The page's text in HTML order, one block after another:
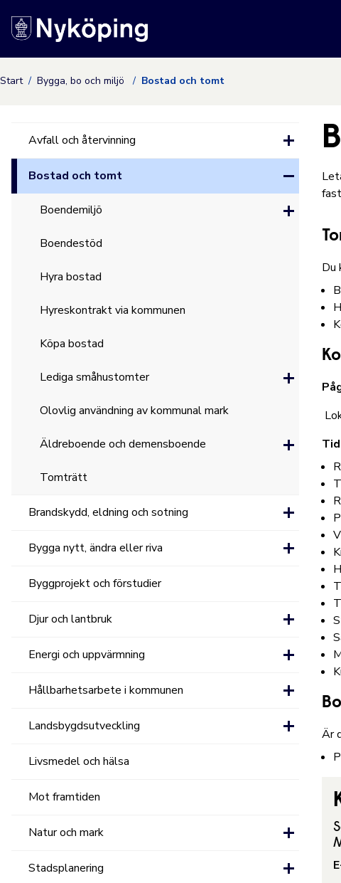
Nyköpings
Start Bygga, bo och miljö Bostad och tomt
Du
Är
Avfall och återvinning
Bostad och tomt
Boendemiljö
Boendestöd
Hyra bostad
Hyreskontrakt via kommunen
Köpa bostad
Lediga småhustomter
Olovlig användning av kommunal mark
Äldreboende och demensboende
Tomträtt
Brandskydd, eldning och sotning
Bygga nytt, ändra eller riva
Byggprojekt och förstudier
Djur och lantbruk
Energi och uppvärmning
Hållbarhetsarbete i kommunen
Landsbygdsutveckling
Livsmedel och hälsa
Mot framtiden
Natur och mark
Stadsplanering